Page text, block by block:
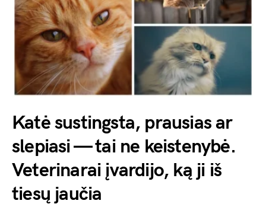
Katė sustingsta, prausias ar
slepiasi — tai ne keistenybė.
Veterinarai įvardijo, ką ji iš
tiesų jaučia